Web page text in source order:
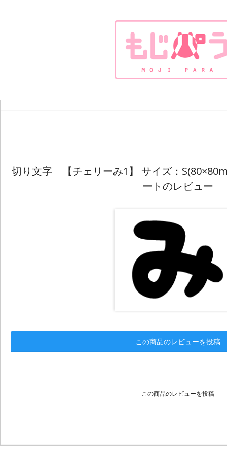
切り文字 【チェリーみ1】 サイズ：
ートのレビュー
この商品のレビューを投稿
この商品のレビューを投稿